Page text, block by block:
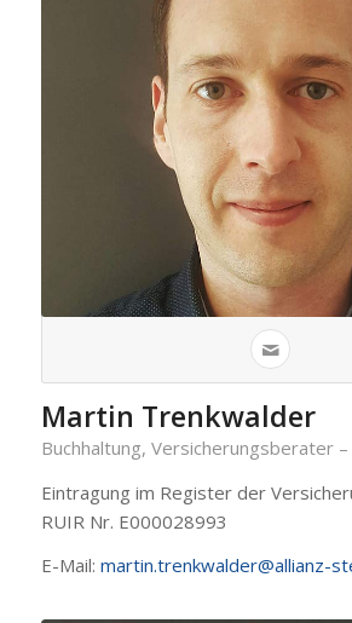
Martin Trenkwalder
Buchhaltung, Versicherungsberater
Eintragung im Register der
RUIR Nr. E000028993
E-Mail: martin.trenkwalder@allianz-